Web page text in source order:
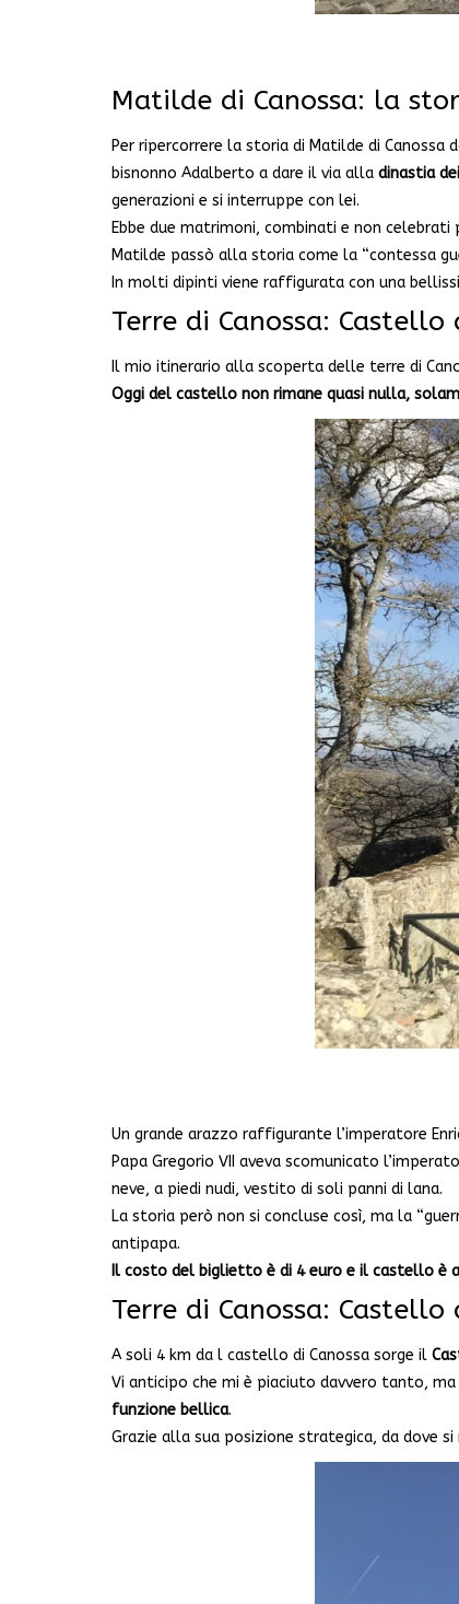
Matilde di Canossa: la
Per ripercorrere la storia di Matilde di Canossa
bisnonno Adalberto a dare il via alla dinastia
generazioni e si interruppe con lei.
Ebbe due matrimoni, combinati e non
Matilde passò alla storia come la “contessa
In molti dipinti viene raffigurata con una
Terre di Canossa: Castello
Il mio itinerario alla scoperta delle terre di
Oggi del castello non rimane quasi nulla,
Un grande arazzo raffigurante l’imperatore
Papa Gregorio VII aveva scomunicato
neve, a piedi nudi, vestito di soli panni di lana.
La storia però non si concluse così, ma la
antipapa.
Il costo del biglietto è di 4 euro e il castello è
Terre di Canossa: Castello
A soli 4 km da l castello di Canossa sorge il
Vi anticipo che mi è piaciuto davvero tanto, ma
funzione bellica.
Grazie alla sua posizione strategica, da dove